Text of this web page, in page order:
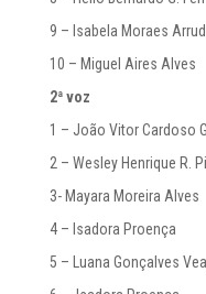
9 – Isabela Moraes
10 – Miguel Aires Alves
2ª voz
1 – João Vitor Cardoso
2 – Wesley Henrique R.
3- Mayara Moreira Alves
4 – Isadora Proença
5 – Luana Gonçalves